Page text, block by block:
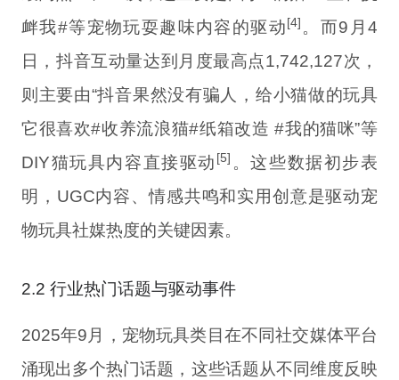
衅我#等宠物玩耍趣味内容的驱动[4] 。而9月4
日，抖音互动量达到月度最高点1,742,127次，
则主要由“抖音果然没有骗人，给小猫做的玩具
它很喜欢#收养流浪猫#纸箱改造 #我的猫咪”等
DIY猫玩具内容直接驱动 [5] 。这些数据初步表
明，UGC内容、情感共鸣和实用创意是驱动宠
物玩具社媒热度的关键因素。
2.2 行业热门话题与驱动事件
2025年9月，宠物玩具类目在不同社交媒体平台
涌现出多个热门话题，这些话题从不同维度反映